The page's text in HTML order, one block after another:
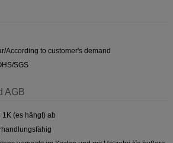
According to customer's demand
SGS
AGB
1K (es hängt) ab